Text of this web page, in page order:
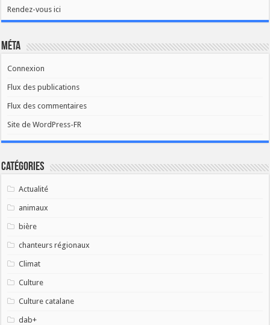
Rendez-vous ici
Méta
Connexion
Flux des publications
Flux des commentaires
Site de WordPress-FR
Catégories
Actualité
animaux
bière
chanteurs régionaux
Climat
Culture
Culture catalane
dab+